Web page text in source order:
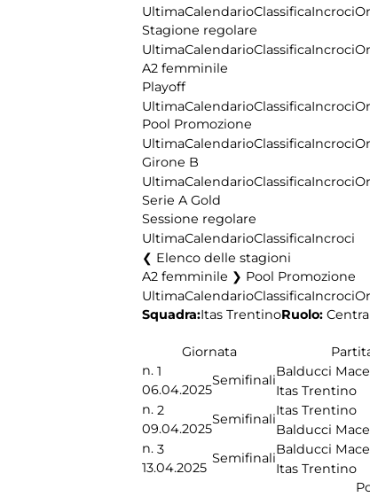
UltimaCalendarioClassificaIncroci
Stagione regolare
UltimaCalendarioClassificaIncroci
A2 femminile
Playoff
UltimaCalendarioClassificaIncroci
Pool Promozione
UltimaCalendarioClassificaIncroci
Girone B
UltimaCalendarioClassificaIncroci
Serie A Gold
Sessione regolare
UltimaCalendarioClassificaIncroci
Elenco delle stagioni
A2 femminile ❯ Pool Promozione
UltimaCalendarioClassificaIncroci
Squadra:Itas TrentinoRuolo:
Giornata
n. 1
06.04.2025
Semifinali
Balducci
Itas Trentino
n. 2
09.04.2025
Semifinali
Itas Trentino
Balducci
n. 3
13.04.2025
Semifinali
Balducci
Itas Trentino